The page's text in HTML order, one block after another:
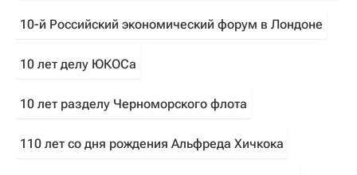
10-й Российский экономический форум в Лондоне
10 лет делу ЮКОСа
10 лет разделу Черноморского флота
110 лет со дня рождения Альфреда Хичкока